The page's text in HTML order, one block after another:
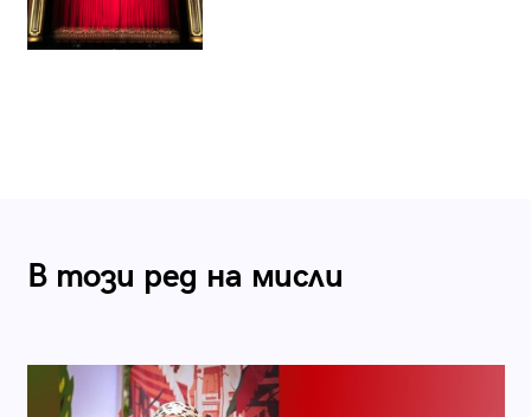
В този ред на мисли